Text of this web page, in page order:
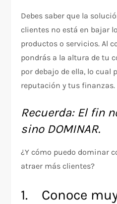
Debes saber que la
clientes no está en bajar
productos o servicios. Al
pondrás a la altura de tu
por debajo de ella, lo cual
reputación y tus finanzas.
Recuerda: El fin
sino DOMINAR.
¿Y cómo puedo dominar
atraer más clientes?
1. Conoce